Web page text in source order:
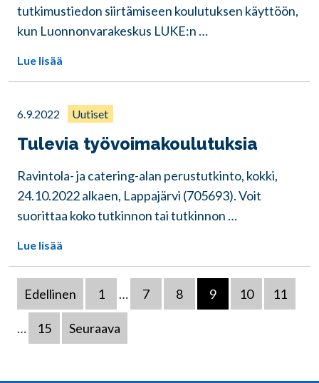
tutkimustiedon siirtämiseen koulutuksen käyttöön,
kun Luonnonvarakeskus LUKE:n …
Lue lisää
6.9.2022 Uutiset
Tulevia työvoimakoulutuksia
Ravintola- ja catering-alan perustutkinto, kokki,
24.10.2022 alkaen, Lappajärvi (705693). Voit
suorittaa koko tutkinnon tai tutkinnon …
Lue lisää
Edellinen 1 … 7 8 9 10 11
… 15 Seuraava